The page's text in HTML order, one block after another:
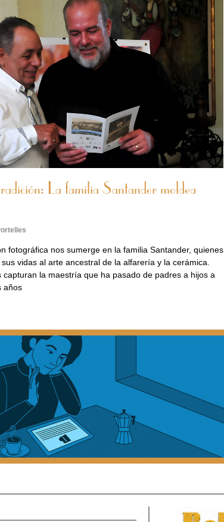
La familia Santander moldea
fotográfica nos sumerge en la familia Santander, quienes
vidas al arte ancestral de la alfarería y la cerámica.
capturan la maestría que ha pasado de padres a hijos a
años